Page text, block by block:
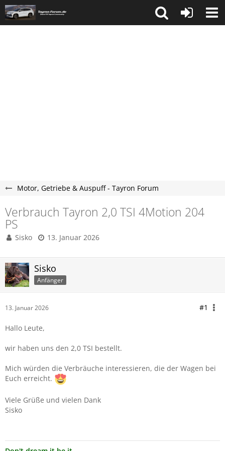
Motor, Getriebe & Auspuff - Tayron Forum
Verbrauch Tayron 2,0 TSI 4Motion 204
PS
Sisko 13. Januar 2026
Sisko
Anfänger
13. Januar 2026 #1
Hallo Leute,
wir haben uns den 2,0 TSI bestellt.
Mich würden die Verbräuche interessieren, die der Wagen bei
Euch erreicht.
Viele Grüße und vielen Dank
Sisko